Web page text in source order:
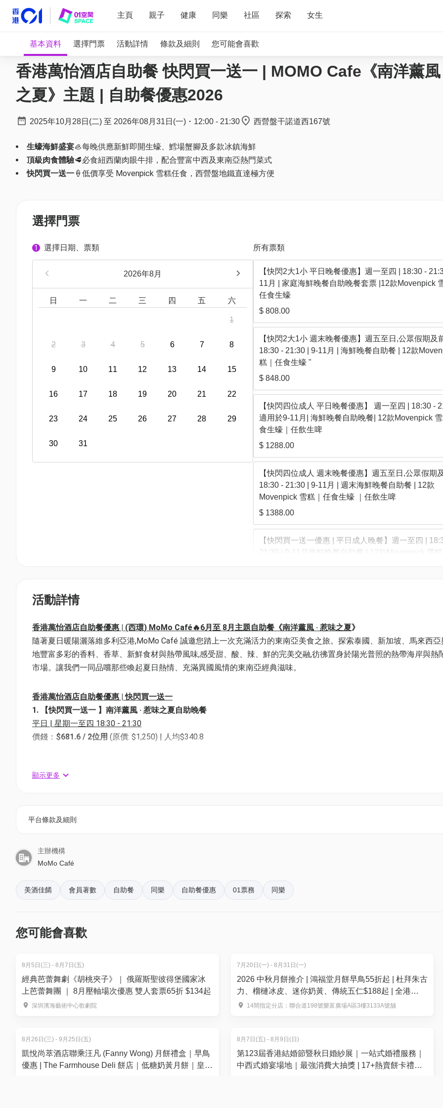
主頁 親子 健康 同樂 社區 探索 女生
基本資料 選擇門票 活動詳情 條款及細則 您可能會喜歡
香港萬怡酒店自助餐 快閃買一送一 | MOMO Cafe《南洋薰風
之夏》主題 | 自助餐優惠2026
2025年10月28日(二) 至 2026年08月31日(一) ・ 12:00 - 21:30 西營盤干諾道西167號
生蠔海鮮盛宴🦪每晚供應新鮮即開生蠔、鱈場蟹腳及多款冰鎮海鮮
頂級肉食體驗🥩必食紐西蘭肉眼牛排，配合豐富中西及東南亞熱門菜式
快閃買一送一 🍦低價享受 Movenpick 雪糕任食，西營盤地鐵直達極方便
選擇門票
1 選擇日期、票類
2026年8月
日 一 二 三 四 五 六
1
2 3 4 5 6 7 8
9 10 11 12 13 14 15
16 17 18 19 20 21 22
23 24 25 26 27 28 29
30 31
2026年9月
日
所有票類
【快閃2大1小 平日晚餐優惠】週一至四 | 18:30 -
11月 | 家庭海鮮晚餐自助晚餐套票 |12款Movenpick
任食生蠔
$ 808.00
【快閃2大1小 週末晚餐優惠】週五至日,公眾假期及
18:30 - 21:30 | 9-11月 | 海鮮晚餐自助餐 | 12款
糕｜任食生蠔 "
$ 848.00
【快閃四位成人 平日晚餐優惠】 週一至四 | 18:30 -
適用於9-11月| 海鮮晚餐自助晚餐| 12款Movenpick
食生蠔｜任飲生啤
$ 1288.00
【快閃四位成人 週末晚餐優惠】週五至日,公眾假期
18:30 - 21:30 | 9-11月 | 週末海鮮晚餐自助餐 | 12款
Movenpick 雪糕｜任食生蠔 ｜任飲生啤
$ 1388.00
【快閃買一送一優惠 | 平日成人晚餐】週一至四 |
21:30 | 9-11月海鮮晚餐自助餐 | 12款Movenpick 雪糕
生蠔 ｜任飲生啤
$ 232.80
9-11月海鮮晚餐自助餐 | 12款Movenpick 雪糕｜任食
任飲生啤
任飲生啤
$ 349.20
【快閃買8折優惠 | 平日長者晚餐】週一至四 | 18:30 -
任飲生啤
$ 466.20
活動詳情
香港萬怡酒店自助餐優惠 | (西環) MoMo Café🔥6月至 8月主題自助餐《南洋薰風 · 惹味之夏》
隨著夏日暖陽灑落維多利亞港,MoMo Café 誠邀您踏上一次充滿活力的東南亞美食之旅。探索泰國、新加坡、馬來西
地豐富多彩的香料、香草、新鮮食材與熱帶風味,感受甜、酸、辣、鮮的完美交融,彷彿置身於陽光普照的熱帶海岸與熱
市場。讓我們一同品嚐那些喚起夏日熱情、充滿異國風情的東南亞經典滋味。
香港萬怡酒店自助餐優惠 | 快閃買一送一
1. 【快閃買一送一 】南洋薰風 · 惹味之夏自助晚餐
平日 | 星期一至四 18:30 - 21:30
價錢： $681.6 / 2位用 (原價: $1,250) | 人均$340.8
價錢：$718/ 2位用
平日 | 星期一至四 18:30 - 21:30
週末 | 星期五至日及公眾假期 18:30 - 21:30
價錢：$1,388 / 4位用
3. 【家庭自助午餐套票 2大1小專享】任食刺身、冰鎮海鮮、6款Movenpick
*1位小童為 (3-11歲)
4. 【家庭自助晚餐套票 2大1長者專享】
週末 | 星期六、日及公眾假期18:30 - 21:30
價錢：$898 / 3位用 (原價: $968) | 人均$299.3
顯示更多
平台條款及細則
主辦機構
MoMo Café
美酒佳餚 會員著數 自助餐 同樂 自助餐優惠 01票務 同樂
您可能會喜歡
8月5日(三) - 8月7日(五)
經典芭蕾舞劇《胡桃夾子》｜ 俄羅斯聖彼得堡國家冰
上芭蕾舞團 ｜ 8月壓軸場次優惠 雙人套票65折 $134起
深圳濱海藝術中心歌劇院
7月20日(一) - 8月31日(一)
2026 中秋月餅推介 | 鴻福堂月餅早鳥55折起 | 杜拜朱古
力、榴槤冰皮、迷你奶黃、傳統五仁$188起 | 全港
14+分店換領
14間指定分店：聯合道198號樂富廣場A區3樓3133A號舖
8月26日(三) - 9月25日(五)
凱悅尚萃酒店聯乘汪凡 (Fanny Wong) 月餅禮盒｜早鳥
優惠 | The Farmhouse Deli 餅店｜低糖奶黃月餅｜皇玥
8月7日(五) - 8月9日(日)
第123屆香港結婚節暨秋日婚紗展｜一站式婚禮服務｜
中西式婚宴場地｜最強消費大抽獎 | 17+熱賣餅卡禮券